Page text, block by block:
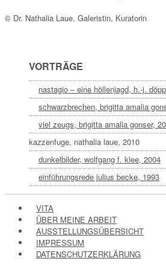
© Dr. Nathalia Laue, Galeristin, Kuratorin
VORTRÄGE
nastagio – eine höllenjagd, h.-j.
schwarzbrechen, brigitta amalia
viel zeugs, brigitta amalia gonser,
kazzenfuge, nathalia laue, 2010
dunkelbilder, wolfgang f. klee, 2004
einführungsrede julius becke, 1993
VITA
ÜBER MEINE ARBEIT
AUSSTELLUNGSÜBERSICHT
IMPRESSUM
DATENSCHUTZERKLÄRUNG